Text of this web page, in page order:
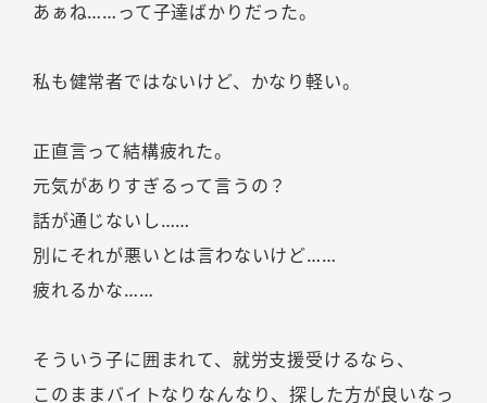
あぁね……って子達ばかりだった。
私も健常者ではないけど、かなり軽い。
正直言って結構疲れた。
元気がありすぎるって言うの？
話が通じないし……
別にそれが悪いとは言わないけど……
疲れるかな……
そういう子に囲まれて、就労支援受けるなら、
このままバイトなりなんなり、探した方が良いなっ